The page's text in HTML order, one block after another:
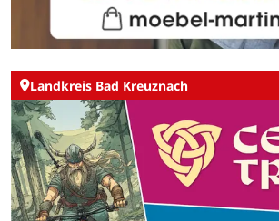
Landkreis Bad Kreuznach